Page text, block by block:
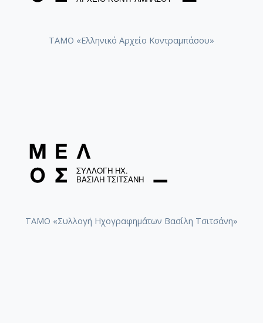
ΤΑΜΟ «Ελληνικό Αρχείο Κοντραμπάσου»
ΤΑΜΟ «Συλλογή Ηχογραφημάτων Βασίλη Τσιτσάνη»